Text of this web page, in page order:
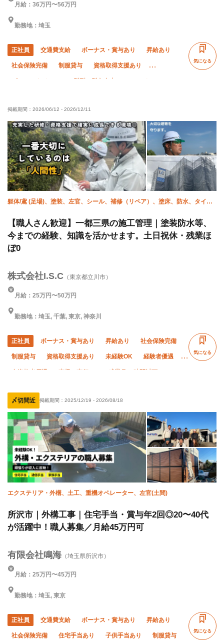
月給：36万円〜56万円
勤務地：埼玉
正社員 交通費支給 ボーナス・賞与あり 昇給あり
社会保険完備 制服貸与 資格取得支援あり
ピアス・ネイルOK 髪型・髪色自由 WワークOK
外国人活躍中 直帰・直行OK
転勤なし
気になる
掲載期間： 2026/06/12 - 2026/12/11
躯体/鳶 (足場)、塗装、左官、シール、補修（リペア）、塗床、防水、タイ
【職人さん歓迎】一都三県の施工管理｜塗装防水等、
今までの経験、知識を活かせます。土日祝休・残業ほ
ぼ0
株式会社I.S.C （東京都立川市）
月給：25万円〜50万円
勤務地：埼玉, 千葉, 東京, 神奈川
正社員 ボーナス・賞与あり 昇給あり 社会保険完備
制服貸与 資格取得支援あり 未経験OK 経験者優遇
転勤なし
気になる
〆切間近 掲載期間： 2025/12/19 - 2026/08/18
エクステリア・外構、土工、重機オペレーター、左官(土間)
所沢市｜外構工事｜住宅手当・賞与年2回◎20〜40代
が活躍中！職人募集／月給45万円可
有限会社鳴海 （埼玉県所沢市）
月給：25万円〜45万円
勤務地：埼玉, 東京
正社員 交通費支給 ボーナス・賞与あり 昇給あり
社会保険完備 住宅手当あり 子供手当あり 制服貸与
気になる